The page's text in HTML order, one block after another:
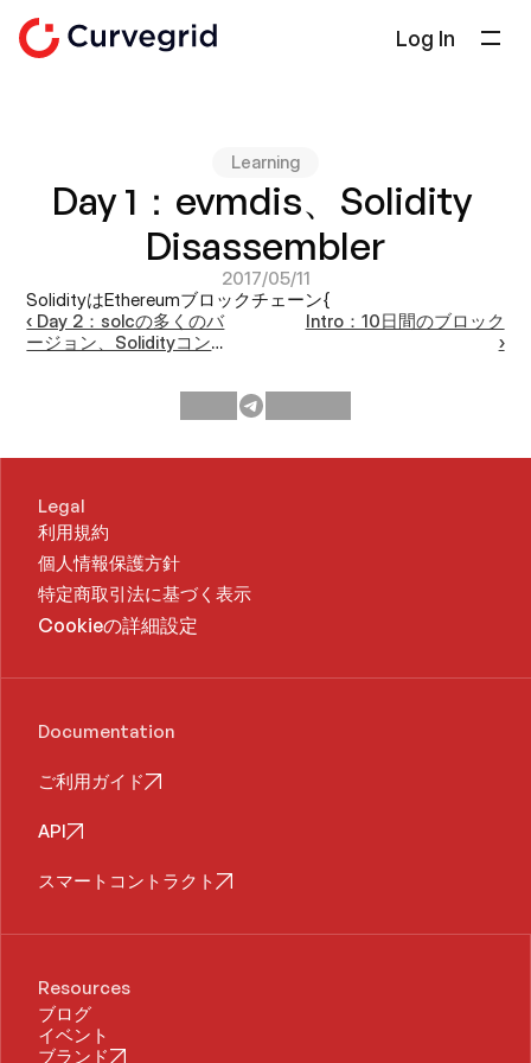
Log In
ドキュメント
お問い合わせ
Learning
Day 1：evmdis、Solidity
Disassembler
2017/05/11
SolidityはEthereumブロックチェーン{
‹ Day 2：solcの多くのバ
ージョン、Solidityコンパ
Intro：10日間のブロック
›
Legal
利用規約
個人情報保護方針
特定商取引法に基づく表示
Cookieの詳細設定
Documentation
ご利用ガイド
API
スマートコントラクト
Resources
ブログ
イベント
ブランド